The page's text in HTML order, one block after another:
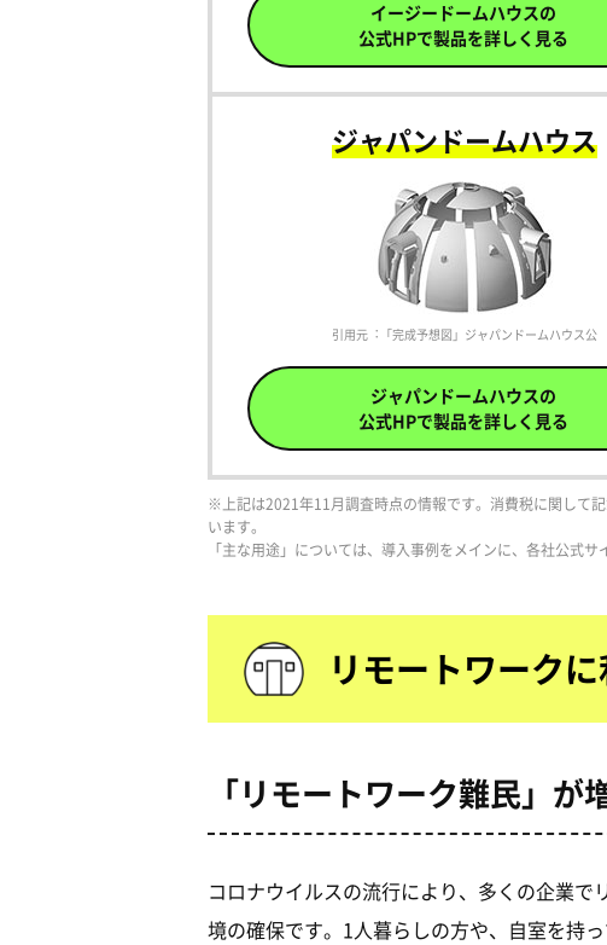
イージードームハウスの
公式HPで製品を詳しく見る
ジャパンドームハウス
引用元︓「完成予想図」ジャパンドームハウス
ジャパンドームハウスの
公式HPで製品を詳しく見る
※上記は2021年11月調査時点の情報です。消費税に関して
います。
「主な用途」については、導入事例をメインに、各社公式
リモートワーク
「リモートワーク難民」が
コロナウイルスの流行により、多くの企業
境の確保です。1人暮らしの方や、自室を持